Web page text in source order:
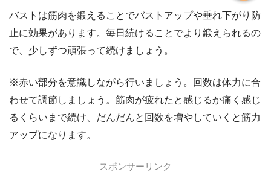
バストは筋肉を鍛えることでバストアップや垂れ下がり防
止に効果があります。毎日続けることでより鍛えられるの
で、少しずつ頑張って続けましょう。
※赤い部分を意識しながら行いましょう。回数は体力に合
わせて調節しましょう。筋肉が疲れたと感じるか痛く感じ
るくらいまで続け、だんだんと回数を増やしていくと筋力
アップになります。
スポンサーリンク